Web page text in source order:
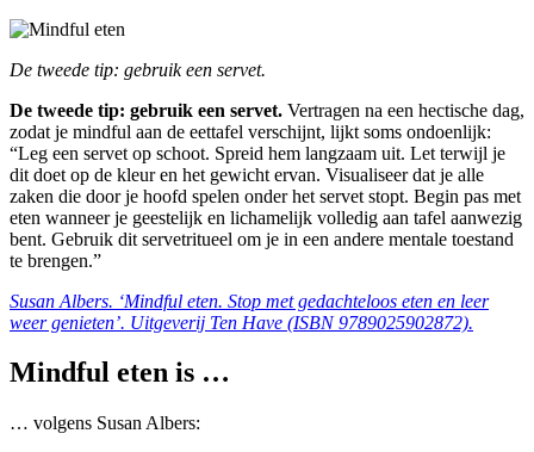
De tweede tip: gebruik een servet.
De tweede tip: gebruik een servet. Vertragen na een hectische dag,
zodat je mindful aan de eettafel verschijnt, lijkt soms ondoenlijk:
“Leg een servet op schoot. Spreid hem langzaam uit. Let terwijl je
dit doet op de kleur en het gewicht ervan. Visualiseer dat je alle
zaken die door je hoofd spelen onder het servet stopt. Begin pas met
eten wanneer je geestelijk en lichamelijk volledig aan tafel aanwezig
bent. Gebruik dit servetritueel om je in een andere mentale toestand
te brengen.”
Susan Albers. ‘Mindful eten. Stop met gedachteloos eten en leer
weer genieten’. Uitgeverij Ten Have (ISBN 9789025902872).
Mindful eten is …
… volgens Susan Albers: